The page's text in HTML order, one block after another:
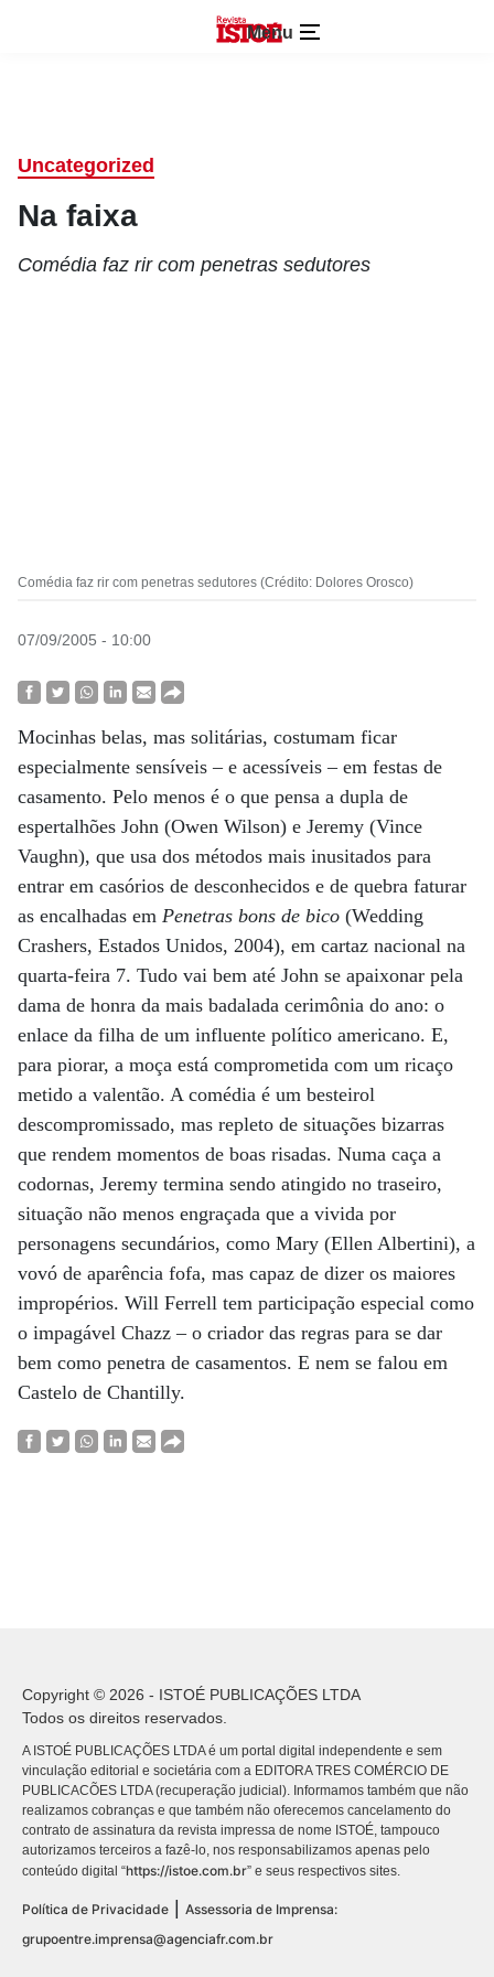
Menu
Uncategorized
Na faixa
Comédia faz rir com penetras sedutores
Comédia faz rir com penetras sedutores (Crédito: Dolores Orosco)
07/09/2005 - 10:00
Mocinhas belas, mas solitárias, costumam ficar
especialmente sensíveis – e acessíveis – em festas de
casamento. Pelo menos é o que pensa a dupla de
espertalhões John (Owen Wilson) e Jeremy (Vince
Vaughn), que usa dos métodos mais inusitados para
entrar em casórios de desconhecidos e de quebra faturar
as encalhadas em Penetras bons de bico (Wedding
Crashers, Estados Unidos, 2004), em cartaz nacional na
quarta-feira 7. Tudo vai bem até John se apaixonar pela
dama de honra da mais badalada cerimônia do ano: o
enlace da filha de um influente político americano. E,
para piorar, a moça está comprometida com um ricaço
metido a valentão. A comédia é um besteirol
descompromissado, mas repleto de situações bizarras
que rendem momentos de boas risadas. Numa caça a
codornas, Jeremy termina sendo atingido no traseiro,
situação não menos engraçada que a vivida por
personagens secundários, como Mary (Ellen Albertini), a
vovó de aparência fofa, mas capaz de dizer os maiores
impropérios. Will Ferrell tem participação especial como
o impagável Chazz – o criador das regras para se dar
bem como penetra de casamentos. E nem se falou em
Castelo de Chantilly.
Copyright © 2026 - ISTOÉ PUBLICAÇÕES LTDA
Todos os direitos reservados.
A ISTOÉ PUBLICAÇÕES LTDA é um portal digital independente e sem
vinculação editorial e societária com a EDITORA TRES COMÉRCIO DE
PUBLICACÕES LTDA (recuperação judicial). Informamos também que não
realizamos cobranças e que também não oferecemos cancelamento do
contrato de assinatura da revista impressa de nome ISTOÉ, tampouco
autorizamos terceiros a fazê-lo, nos responsabilizamos apenas pelo
conteúdo digital “https://istoe.com.br” e seus respectivos sites.
Política de Privacidade
Assessoria de Imprensa:
grupoentre.imprensa@agenciafr.com.br